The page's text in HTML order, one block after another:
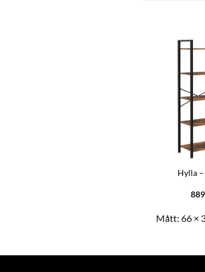
Hylla
889
Mått: 66 ×